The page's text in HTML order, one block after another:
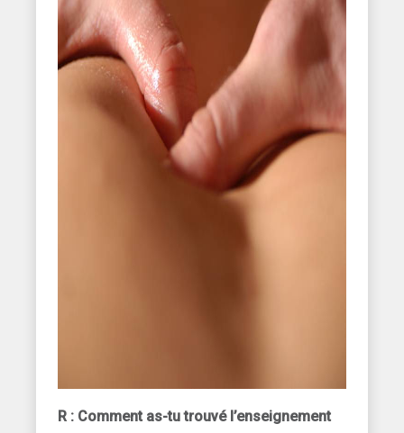
R : Comment as-tu trouvé l’enseignement